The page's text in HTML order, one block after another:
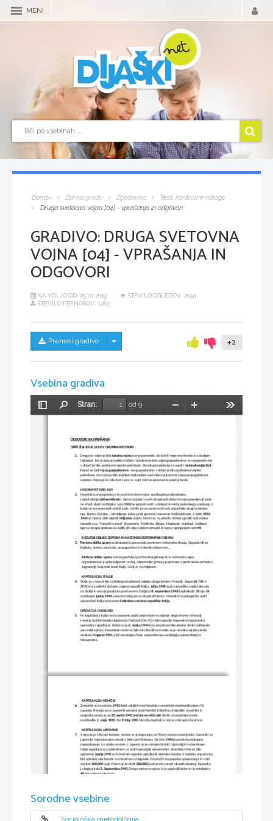
MENI
Domov Zbirka gradiv Zgodovina
Testi, kontrolne naloge
Druga svetovna vojna [04] - vprašanja in odgovori
GRADIVO:DRUGA SVETOVNA
VOJNA [04] - VPRAŠANJA IN
ODGOVORI
NA VOLJO OD: 05.07.2019
ŠTEVILO OGLEDOV: 2094
ŠTEVILO PRENOSOV: 1482
Prenesi gradivo Skrij/prikaži meni +2
Vsebina gradiva
Preklopi
Stran:
od 9
Pomanjšaj
ODGOVORI NA VPRAŠANJA
OPIŠI ŽIVLJENJE LJUDI V OKUPIRANI EVROPI
1. Druga sv. vojna je bila totalna vojna, kar je pomenilo, da so bili meje med fronto in zaledjem
izbrisane, kar je zelo prizadelo civiliste. Uvedeno je bilo vojno gospodarstvo- vso gospodarstvo
v državi je bilo podrejeno vojnim potrebam. Zaradi pomanjkanja so uvedli racionalizacijo živil
Pojavi se tudi vojno gospodarstvo- vso gospodarstvo v državi je bilo podrejeno vojnim
potrebam. Za ta čas je bilo značilen tudi nadzor nad informacijami ter vojna propaganda ter
cenzura. Vojna je že tako kot v prvi sv. vojni močno spremenila položaj žensk.
HOLOKAVST NAD JUDI
2.
Nacistična propaganda je že pred izbruhom vojne spodbujala protijudovsko
razpoloženje(antisemitizem). Nemci so jude iz vseh okupiranih delov Evrope preseljevali Jude
na vhod, zlasti na Poljsko. Leta 1942 so sprejeli načrt o dokončni rešitvi judovskega vprašanja s
katerim so nameravali uničiti Jude. Uničiti pa so nameravali tudi pripadnike drugih narodov
npr. Rome, Slovane... Iztrebljanje Judov je bil genocid, imenovan tudi holokavst. V letih 1933-
1945 so Nemci ubili okoli 6 milijonov Judov. Nemci so na vzhodu države zgradili uničevalna
taborišča oz. ''taborišča smrti'' (Auschwitz, Treblinka, Belzec, Majdanek, Kulmhof, Sobibor)
kjer so izvajali poskuse na Judih, jih nato z delom izmučili in nato z uplinjanjem usmrtili.
RAZLIČNE OBLIKE ODPORA IN NASTANEK ODPORNIŠKIH GIBANJ
3.
Pasivna oblika upora so okupatorju povzročale predvsem materialno škodo. Organizirali so
bojkote, stavke, sabotaže, propagandno in tiskarsko dejavnost...
Aktivne oblike upora so bila gverilska (partizanska) gibanja ki so zahtevala vojno
organiziranost in pripravljenost na boj. Odporniško gibanje je preraslo v partizanske armade v
Jugoslaviji, Sovjetski zvezi, Italiji, Grčiji in na Poljskem.
KAPITULACIJA ITALIJE
4.
Stalin je v času bitke za Stalingrad zahteval odprtje druge fronte v Franciji. Zavezniki (VB in
ZDA) so se odločili da bodo najprej napadli Italijo. Julija 1943 se je zavezniška vojska izkrcala
na Siciliji in nato je prodirala proti severu. Italija je 8. septembra 1943 kapitulirala. Rim je bil
osvobojen junija 1944, severno Italijo pa so okupirali Nemci. Mussolini je pobegnil in vodil
severni del Italije imenovan Fašistična socialna republika Italija.
OPERACIJA OVERLORD
5.
Po kapitulaciji Italije so se zavezniki začeli pripravljati na odprtje druge fronte v Franciji.
Invazija na Normandijo (operacija Ovelord, Dan D) je bila največja kopenska in pomorska
operacija v zgodovini. Začela se je 6. Junija 1944 in je zaradi nemške obalne straže zahtevala
zelo veliko žrtev. Zavezniške enote so bile zelo številčne in tako se je nemška vojska začela
umikati. Avgusta 1944 je bil osvobojen Pariz, septembra pa vsa Belgija, Luksemburg in
Nizozemska.
KAPITULACIJA NEMČIJE
6.
Zavezniki so že od leta 1942 želeli oslabiti moč Nemčije z nenehnim bombardiranjem. Po
zavzetju Francije so se zavezniki usmerili proti Nemčiji in Berlinu. Angleško- ameriške in
sovjetske enote so se 25. aprila 1945 srečale na reki Labi . Berlin so sovjetske enote
osvobodile 1. maja 1945 . Na 9. Maj 1945 Nemčija kapitulira. Vojna v Evropi je končana.
KAPITULACIJA JAPONSKE
7.
Vojna se je v Evropi končala, vendar se je bojevanje na Tihem oceanu nadaljevalo. Zavezniki so
japonsko napredovanje ustavili z bitko pri Midwayu. Od leta 1944 je potekalo postopno
napredovanje (»z otoka na otok«). Japonci so se vztrajno branili. Uporabljali so kamikaze-
letala napolnjena z razstrelivom, ki so jih upravljali samomorilci. Ameriške žrtve so bile
ogromne. Junija 1945 so Američani uspešno preizkusili atomsko bombo. V začetku avgusta sta
bili odvrženi dve bombi- na Hirošimo in Nagasaki. Povzročili sta popolno opustošenje in smrt
več kot 100.000 ljudi. Potem je še okoli 200.000 ljudi umrlo zaradi rakastih obolenj. Japonska
je kapitulirala 2. Septembra.1945. Druga svetovna vojna, ki je zajela 61 držav in je potekala v
40 državah se je končala.
zavrnil vstop ZDA v vojno sta s Churchillom podpisala Atlantsko listino. Zagotovila sta , da
njuni državi nimata ozemeljski zahtev in se zavzemala za ohranitev miru po svetu. Atlantska
vojni in postala je temelj poznejše listine Organizacije združenih narodov. Atlantsko listino je
Sorodne vsebine
Sociološka metodologija